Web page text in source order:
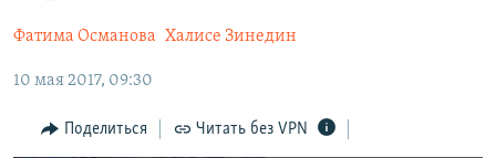
главной
Вернутся
поиску
11 ЛЕТ ОККУПАЦИИ КРЫМА. 11 ИСТОРИЙ СОПРОТИВЛЕНИЯ
ЕЩЕ
ИНТЕРАКТИВ
ИНФОГРАФИКА
РАДІО СВОБОДА
КАК ОБОЙТИ БЛОКИРОВКУ
Фатима Османова Халисе Зинедин
10 мая 2017, 09:30
Поделиться Читать без VPN